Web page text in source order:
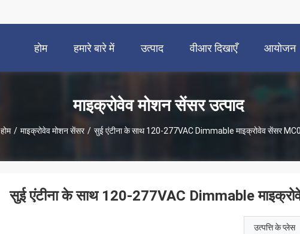
होम हमारे बारे में उत्पाद वीआर दिखाएँ आयोजन
माइक्रोवेव मोशन सेंसर उत्पाद
होम / माइक्रोवेव मोशन सेंसर / सुई एंटीना के साथ 120-277VAC Dimmable माइक्रोवेव सेंसर
सुई एंटीना के साथ 120-277VAC Dimmable
उत्पत्ति के प्लेस